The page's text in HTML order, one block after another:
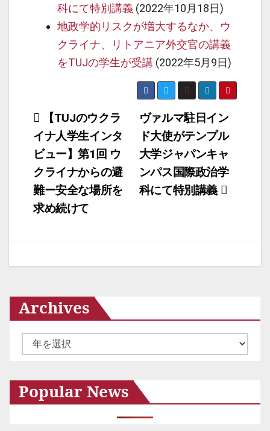
科にて特別講義 (2022年10月18日)
地政学的リスクが増大するなか、ウ
クライナ、リトアニア外交官の講義
をTUJの学生が受講 (2022年5月9日)
投
稿
ナ
ビ
ゲ
ョ
ン
ヴァルマ駐日イン
ド大使がテンプル
大学ジャパンキャ
ンパス国際政治学
科にて特別講義
【TUJのウクラ
イナ人学生インタ
ビュー】第1回 ウ
クライナからの避
難ー安全な場所を
求め続けて
Archives
ー
イ
ブ
Popular News